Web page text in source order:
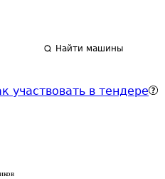
Найти машины
участвовать в тендере